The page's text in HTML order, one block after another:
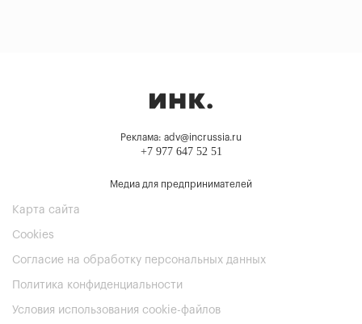
Реклама: adv@incrussia.ru
+7 977 647 52 51
Медиа для предпринимателей
Карта сайта
Cookies
Согласие на обработку персональных данных
Политика конфиденциальности
Условия использования cookie-файлов